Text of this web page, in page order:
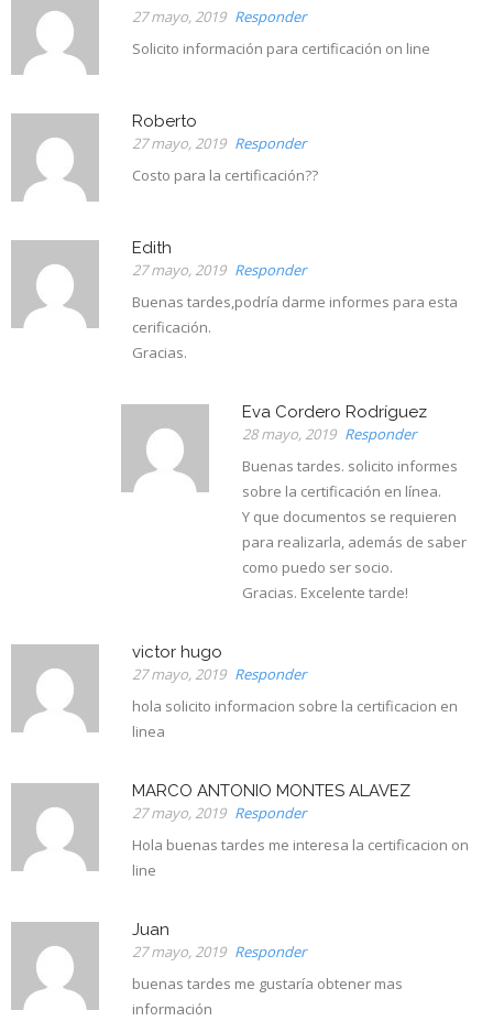
27 mayo, 2019 Responder
Solicito información para certificación on line
Roberto
27 mayo, 2019 Responder
Costo para la certificación??
Edith
27 mayo, 2019 Responder
Buenas tardes,podría darme informes para esta
cerificación.
Gracias.
Eva Cordero Rodríguez
28 mayo, 2019 Responder
Buenas tardes. solicito informes
sobre la certificación en línea.
Y que documentos se requieren
para realizarla, además de saber
como puedo ser socio.
Gracias. Excelente tarde!
victor hugo
27 mayo, 2019 Responder
hola solicito informacion sobre la certificacion en
linea
MARCO ANTONIO MONTES ALAVEZ
27 mayo, 2019 Responder
Hola buenas tardes me interesa la certificacion on
line
Juan
27 mayo, 2019 Responder
buenas tardes me gustaría obtener mas
información